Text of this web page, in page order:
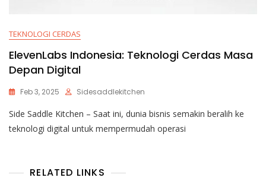
TEKNOLOGI CERDAS
ElevenLabs Indonesia: Teknologi Cerdas Masa
Depan Digital
Feb 3, 2025 Sidesaddlekitchen
Side Saddle Kitchen – Saat ini, dunia bisnis semakin beralih ke
teknologi digital untuk mempermudah operasi
RELATED LINKS